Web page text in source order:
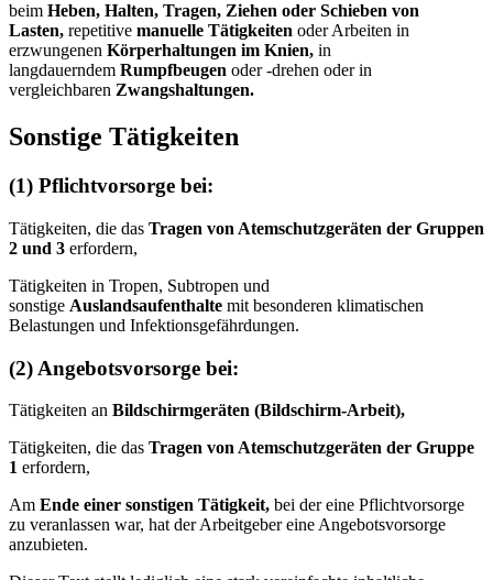
beim Heben, Halten, Tragen, Ziehen oder Schieben von
Lasten, repetitive manuelle Tätigkeiten oder Arbeiten in
erzwungenen Körperhaltungen im Knien, in
langdauerndem Rumpfbeugen oder -drehen oder in
vergleichbaren Zwangshaltungen.
Sonstige Tätigkeiten
(1) Pflichtvorsorge bei:
Tätigkeiten, die das Tragen von Atemschutzgeräten der Gruppen
2 und 3 erfordern,
Tätigkeiten in Tropen, Subtropen und
sonstige Auslandsaufenthalte mit besonderen klimatischen
Belastungen und Infektionsgefährdungen.
(2) Angebotsvorsorge bei:
Tätigkeiten an Bildschirmgeräten (Bildschirm-Arbeit),
Tätigkeiten, die das Tragen von Atemschutzgeräten der Gruppe
1 erfordern,
Am Ende einer sonstigen Tätigkeit, bei der eine Pflichtvorsorge
zu veranlassen war, hat der Arbeitgeber eine Angebotsvorsorge
anzubieten.